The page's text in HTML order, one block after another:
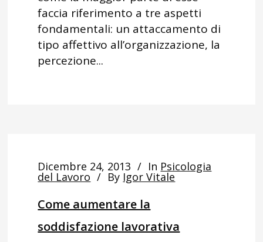
faccia riferimento a tre aspetti
fondamentali: un attaccamento di
tipo affettivo all’organizzazione, la
percezione...
Dicembre 24, 2013 In Psicologia
del Lavoro By Igor Vitale
Come aumentare la
soddisfazione lavorativa